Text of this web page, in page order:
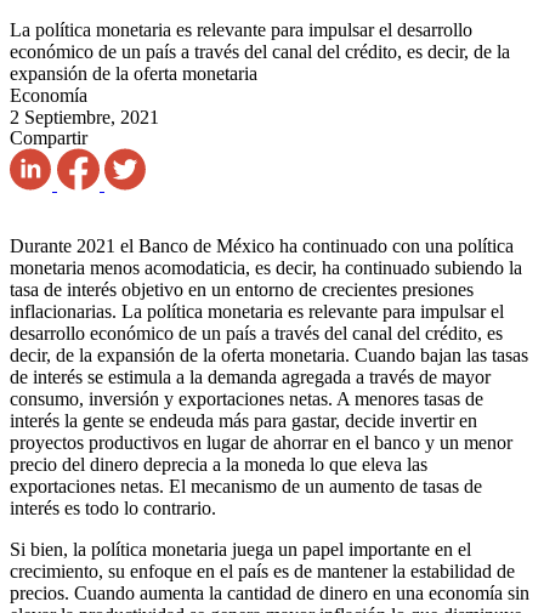
La política monetaria es relevante para impulsar el desarrollo
económico de un país a través del canal del crédito, es decir, de la
expansión de la oferta monetaria
Economía
2 Septiembre, 2021
Compartir
Durante 2021 el Banco de México ha continuado con una política
monetaria menos acomodaticia, es decir, ha continuado subiendo la
tasa de interés objetivo en un entorno de crecientes presiones
inflacionarias. La política monetaria es relevante para impulsar el
desarrollo económico de un país a través del canal del crédito, es
decir, de la expansión de la oferta monetaria. Cuando bajan las tasas
de interés se estimula a la demanda agregada a través de mayor
consumo, inversión y exportaciones netas. A menores tasas de
interés la gente se endeuda más para gastar, decide invertir en
proyectos productivos en lugar de ahorrar en el banco y un menor
precio del dinero deprecia a la moneda lo que eleva las
exportaciones netas. El mecanismo de un aumento de tasas de
interés es todo lo contrario.
Si bien, la política monetaria juega un papel importante en el
crecimiento, su enfoque en el país es de mantener la estabilidad de
precios. Cuando aumenta la cantidad de dinero en una economía sin